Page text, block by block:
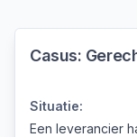
Casus:
Situatie:
Een leverancier